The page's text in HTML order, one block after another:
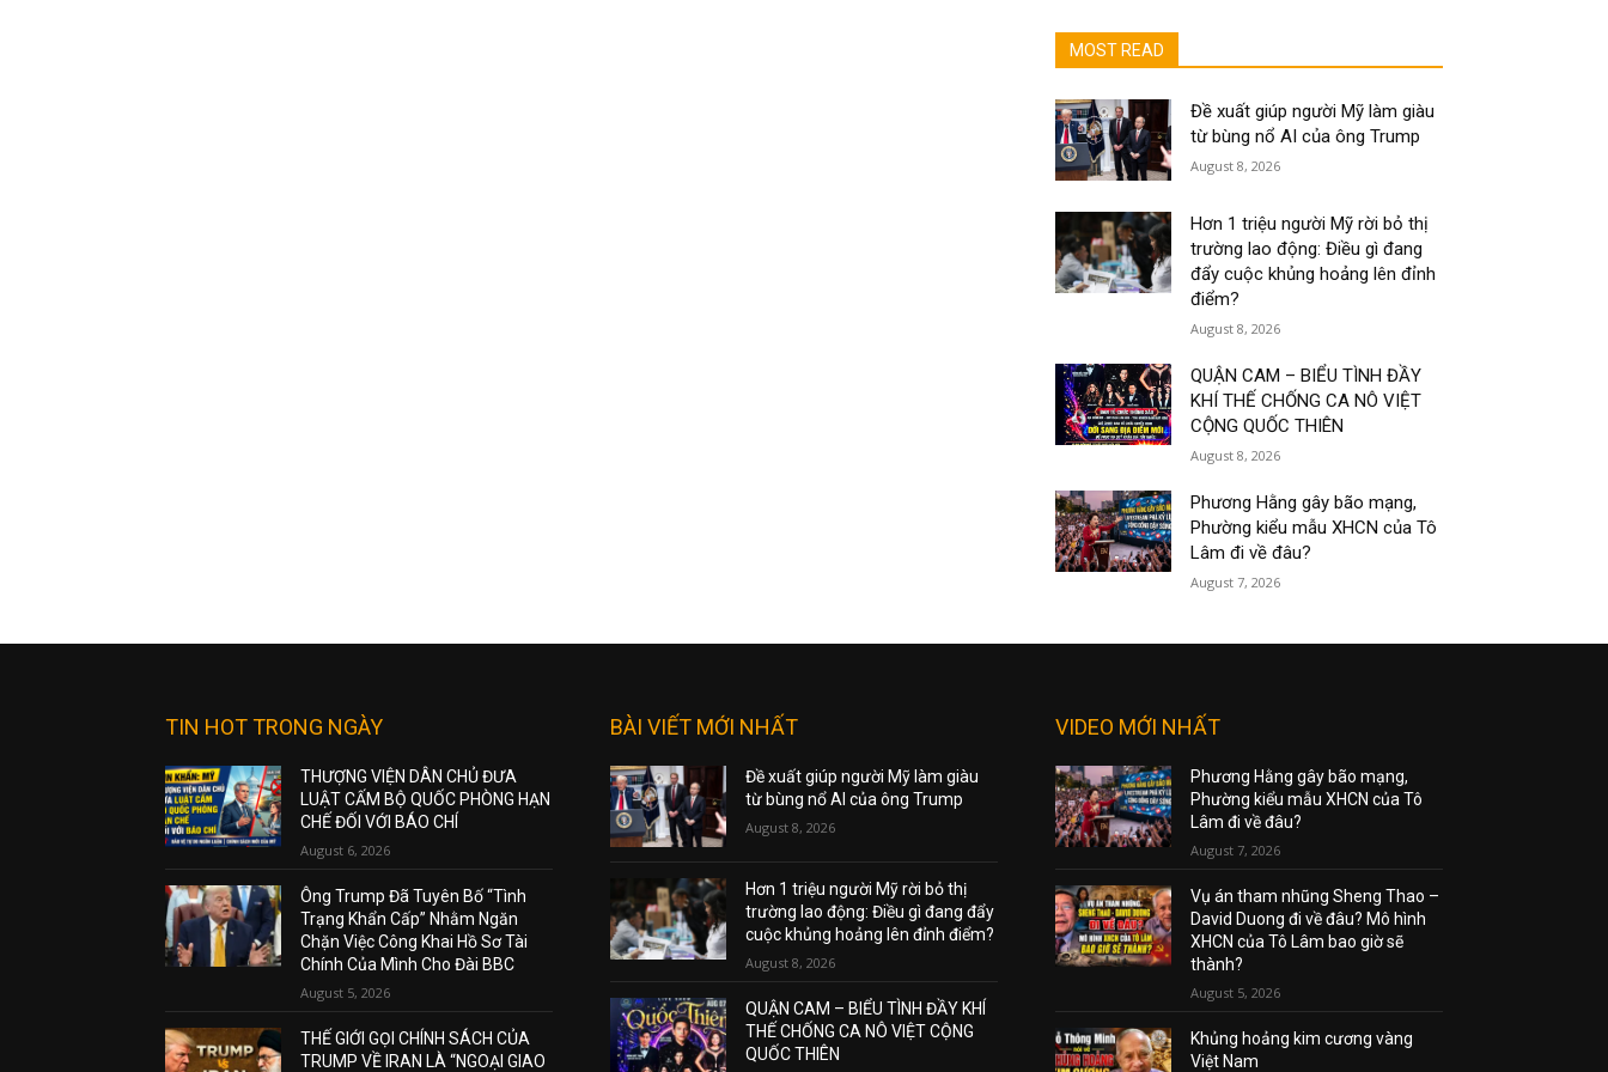
MOST READ
Đề xuất giúp người Mỹ làm giàu
từ bùng nổ AI của ông Trump
August 8, 2026
Hơn 1 triệu người Mỹ rời bỏ thị
trường lao động: Điều gì đang
đẩy cuộc khủng hoảng lên đỉnh
điểm?
August 8, 2026
QUẬN CAM – BIỂU TÌNH ĐẦY
KHÍ THẾ CHỐNG CA NÔ VIỆT
CỘNG QUỐC THIÊN
August 8, 2026
Phương Hằng gây bão mạng,
Phường kiểu mẫu XHCN của Tô
Lâm đi về đâu?
August 7, 2026
TIN HOT TRONG NGÀY
THƯỢNG VIỆN DÂN CHỦ ĐƯA
LUẬT CẤM BỘ QUỐC PHÒNG HẠN
CHẾ ĐỐI VỚI BÁO CHÍ
August 6, 2026
Ông Trump Đã Tuyên Bố “Tình
Trạng Khẩn Cấp” Nhằm Ngăn
Chặn Việc Công Khai Hồ Sơ Tài
Chính Của Mình Cho Đài BBC
August 5, 2026
THẾ GIỚI GỌI CHÍNH SÁCH CỦA
TRUMP VỀ IRAN LÀ “NGOẠI GIAO
BÀI VIẾT MỚI NHẤT
Đề xuất giúp người Mỹ làm giàu
từ bùng nổ AI của ông Trump
August 8, 2026
Hơn 1 triệu người Mỹ rời bỏ thị
trường lao động: Điều gì đang đẩy
cuộc khủng hoảng lên đỉnh điểm?
August 8, 2026
QUẬN CAM – BIỂU TÌNH ĐẦY KHÍ
THẾ CHỐNG CA NÔ VIỆT CỘNG
QUỐC THIÊN
VIDEO MỚI NHẤT
Phương Hằng gây bão mạng,
Phường kiểu mẫu XHCN của Tô
Lâm đi về đâu?
August 7, 2026
Vụ án tham nhũng Sheng Thao –
David Duong đi về đâu? Mô hình
XHCN của Tô Lâm bao giờ sẽ
thành?
August 5, 2026
Khủng hoảng kim cương vàng
Việt Nam